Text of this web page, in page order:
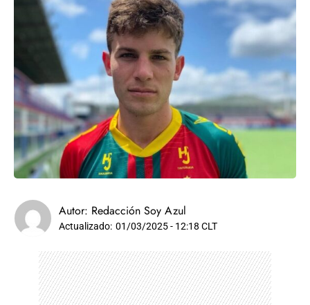
Autor: Redacción Soy Azul
Actualizado: 01/03/2025 - 12:18 CLT